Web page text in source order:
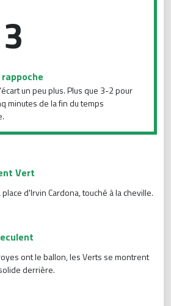
3
un peu plus. Plus que 3-2 pour
minutes de la fin du temps
Vert
d'Irvin Cardona, touché à la cheville.
ont le ballon, les Verts se montrent
derrière.